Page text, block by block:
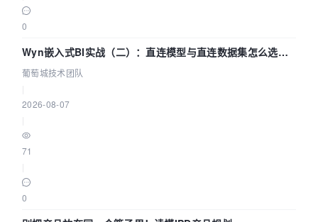
0
Wyn嵌入式BI实战（二）：直连模型与直连数据集怎么选，
参数为什么不生效？| 葡萄城技术团队
葡萄城技术团队
2026-08-07
71
0